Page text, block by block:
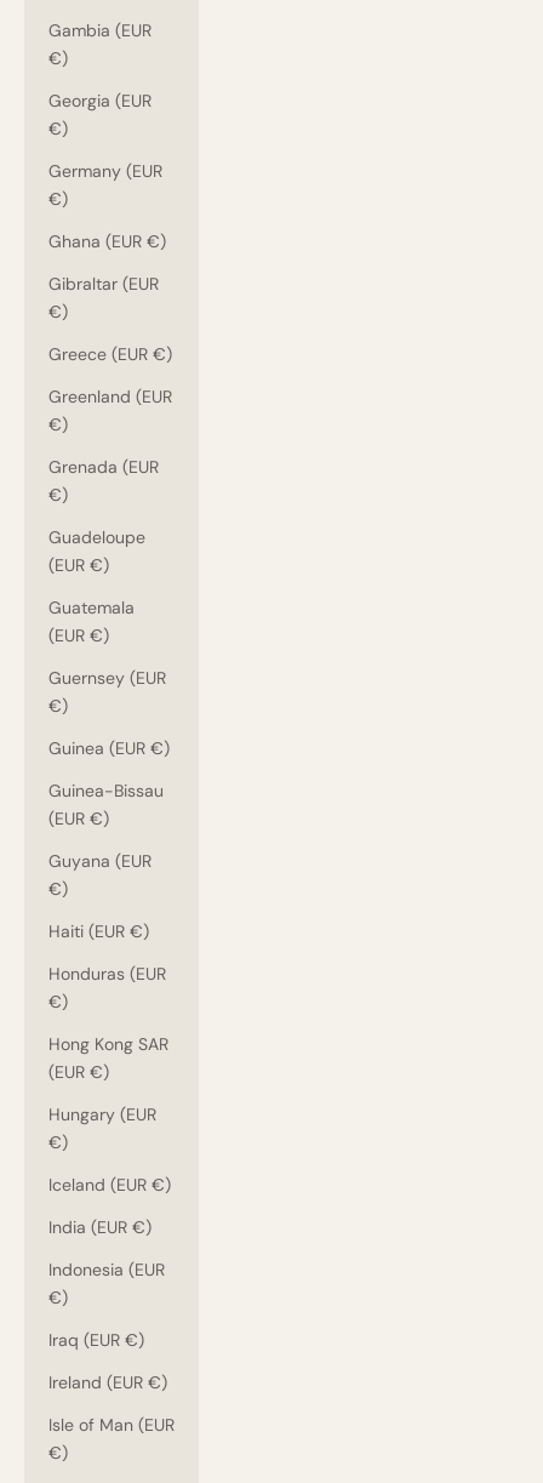
Gambia (EUR
€)
Georgia (EUR
€)
Germany (EUR
€)
Ghana (EUR €)
Gibraltar (EUR
€)
Greece (EUR €)
Greenland (EUR
€)
Grenada (EUR
€)
Guadeloupe
(EUR €)
Guatemala
(EUR €)
Guernsey (EUR
€)
Guinea (EUR €)
Guinea-Bissau
(EUR €)
Guyana (EUR
€)
Haiti (EUR €)
Honduras (EUR
€)
Hong Kong SAR
(EUR €)
Hungary (EUR
€)
Iceland (EUR €)
India (EUR €)
Indonesia (EUR
€)
Iraq (EUR €)
Ireland (EUR €)
Isle of Man (EUR
€)